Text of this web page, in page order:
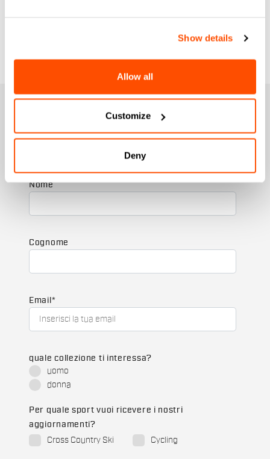
Show details
Allow all
Customize
Deny
+ Ricevi il 15% sul tuo prossimo ordine
+ Accesso anticipato o esclusivo ai prodotti.
+ 20% di sconto per il tuo compleanno.
+ Offerte esclusive sui prodotti delle passate stagioni.
Nome
Cognome
Email *
quale collezione ti interessa?
uomo
donna
Per quale sport vuoi ricevere i nostri
aggiornamenti?
Cross Country Ski
Cycling